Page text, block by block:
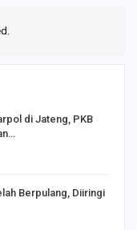
di Jateng, PKB
Berpulang, Diiringi